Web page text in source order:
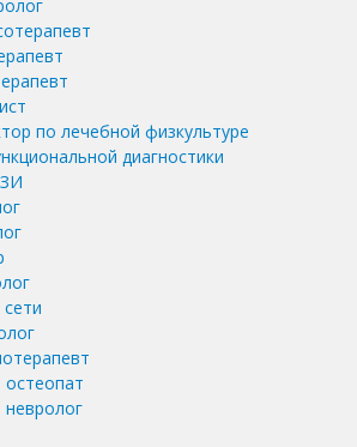
по лечебной физкультуре
диагностики
остеопат
невролог